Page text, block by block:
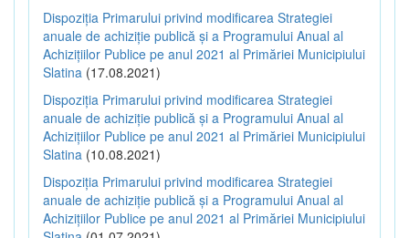
Dispoziția Primarului privind modificarea Strategiei
anuale de achiziție publică și a Programului Anual al
Achizițiilor Publice pe anul 2021 al Primăriei Municipiului
Slatina (17.08.2021)
Dispoziția Primarului privind modificarea Strategiei
anuale de achiziție publică și a Programului Anual al
Achizițiilor Publice pe anul 2021 al Primăriei Municipiului
Slatina (10.08.2021)
Dispoziția Primarului privind modificarea Strategiei
anuale de achiziție publică și a Programului Anual al
Achizițiilor Publice pe anul 2021 al Primăriei Municipiului